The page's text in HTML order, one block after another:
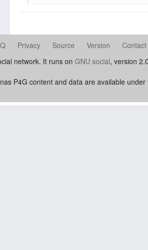
Privacy Source Version
Contact
network. It runs on GNU social, version
P4G content and data are available